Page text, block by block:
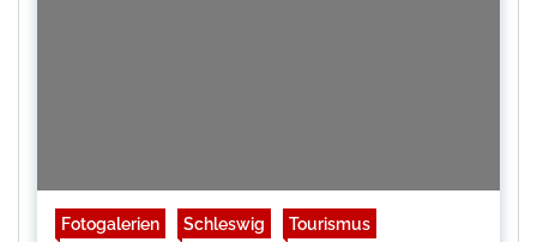
Fotogalerien Schleswig Tourismus